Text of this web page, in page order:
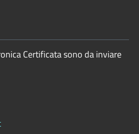
Certificata sono da inviare